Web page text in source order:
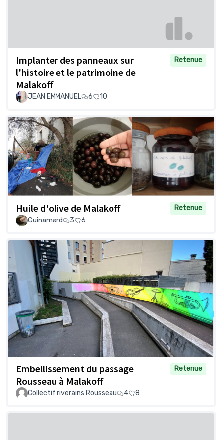
Implanter des panneaux sur
l'histoire et le patrimoine de
Malakoff
Retenue
JEAN EMMANUEL 6 10
Huile d'olive de Malakoff
Retenue
Guinamard
3 6
Embellissement du passage
Rousseau à Malakoff
Retenue
Collectif riverains Rousseau 4 8